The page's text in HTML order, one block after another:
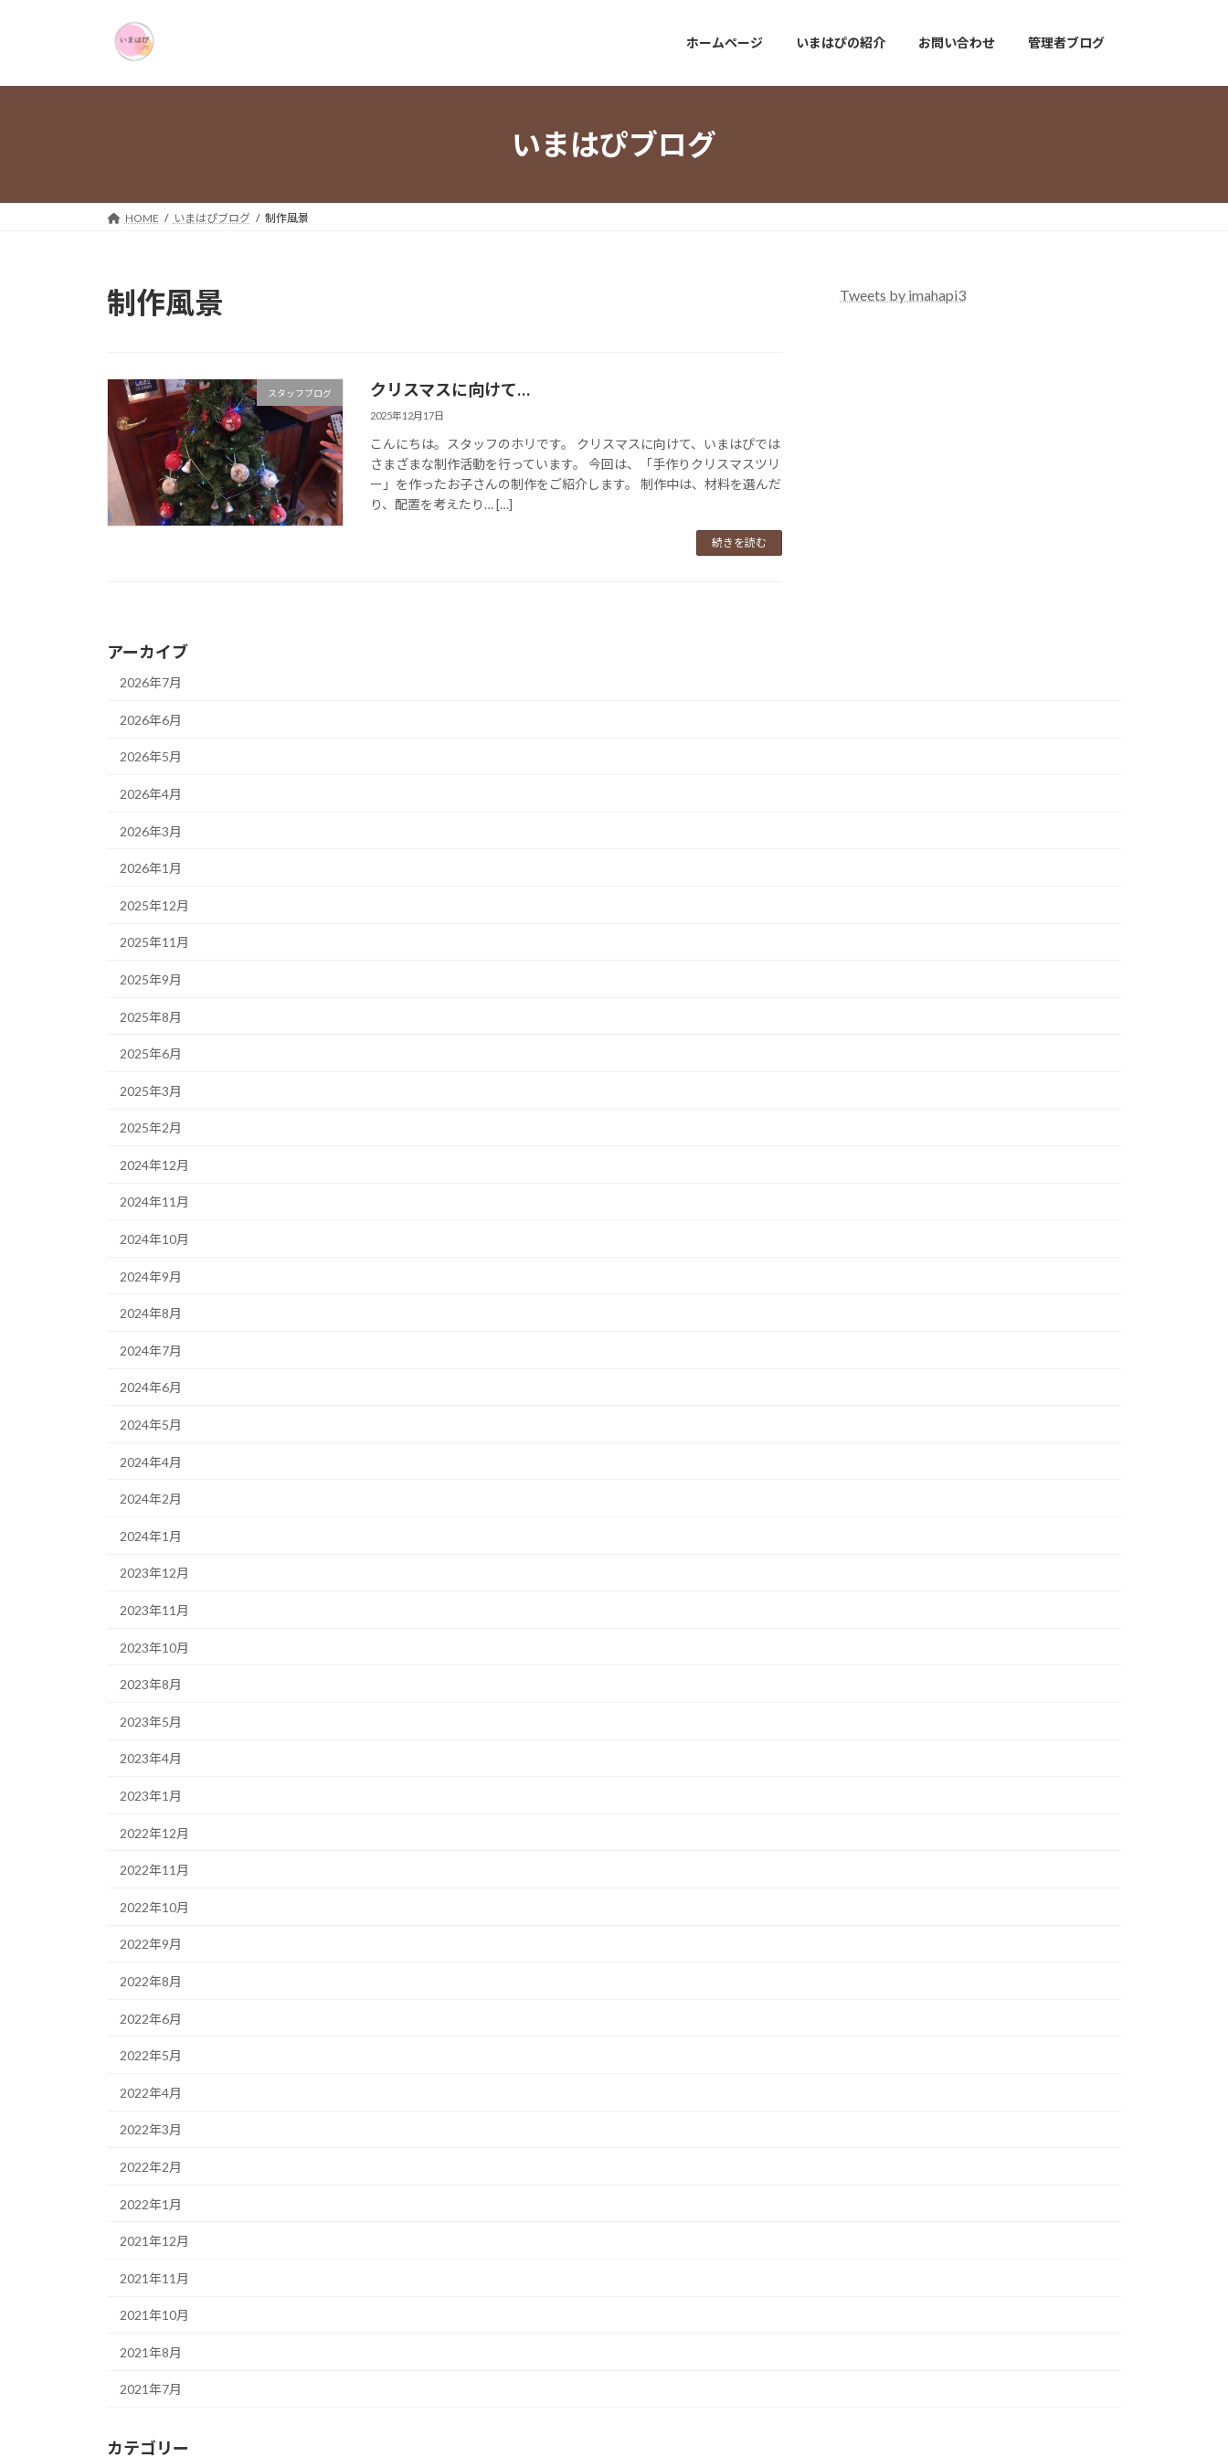
プ
動
ホームページ いまはぴの紹介 お問い合わせ 管理者ブログ
いまはぴブログ
HOME いまはぴブログ 制作風景
制作風景
スタッフブログ クリスマスに向けて…
2025年12月17日
こんにちは。スタッフのホリです。 クリスマスに向けて、いまはぴでは
さまざまな制作活動を行っています。 今回は、「手作りクリスマスツリ
ー」を作ったお子さんの制作をご紹介します。 制作中は、材料を選んだ
り、配置を考えたり… […]
続きを読む
Tweets by imahapi3
アーカイブ
2026年7月
2026年6月
2026年5月
2026年4月
2026年3月
2026年1月
2025年12月
2025年11月
2025年9月
2025年8月
2025年6月
2025年3月
2025年2月
2024年12月
2024年11月
2024年10月
2024年9月
2024年8月
2024年7月
2024年6月
2024年5月
2024年4月
2024年2月
2024年1月
2023年12月
2023年11月
2023年10月
2023年8月
2023年5月
2023年4月
2023年1月
2022年12月
2022年11月
2022年10月
2022年9月
2022年8月
2022年6月
2022年5月
2022年4月
2022年3月
2022年2月
2022年1月
2021年12月
2021年11月
2021年10月
2021年8月
2021年7月
カテゴリー